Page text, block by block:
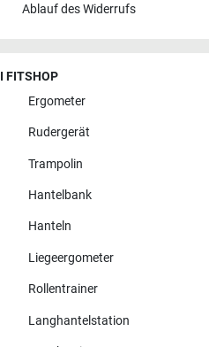
Ablauf des Widerrufs
FITSHOP
Ergometer
Rudergerät
Trampolin
Hantelbank
Hanteln
Liegeergometer
Rollentrainer
Langhantelstation